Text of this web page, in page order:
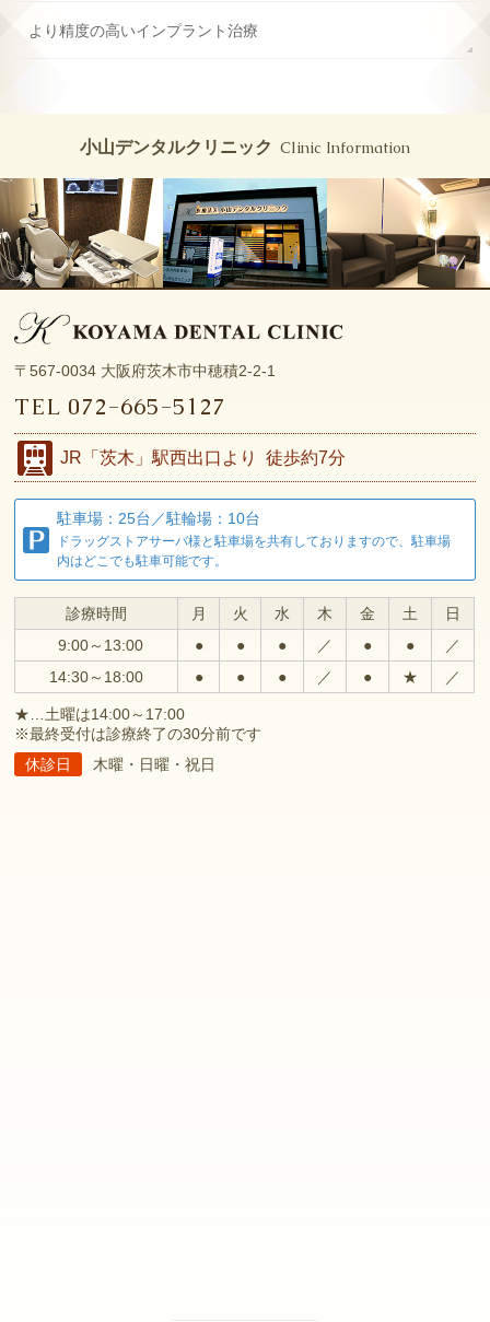
より精度の高いインプラント治療
小山デンタルクリニック Clinic Information
〒567-0034 大阪府茨木市中穂積2-2-1
TEL 072-665-5127
JR 「茨木」駅西出口より徒歩約7分
駐車場：25台／駐輪場：10台
ドラッグストアサーバ様と駐車場を共有しておりますので、駐車場
内はどこでも駐車可能です。
診療時間 月 火 水 木 金 土
日
9:00～13:00
● ● ● ／ ● ●
／
14:30～18:00
● ● ● ／ ● ★ ／
★…土曜は14:00～17:00
※最終受付は診療終了の30分前です
休診日
木曜・日曜・祝日